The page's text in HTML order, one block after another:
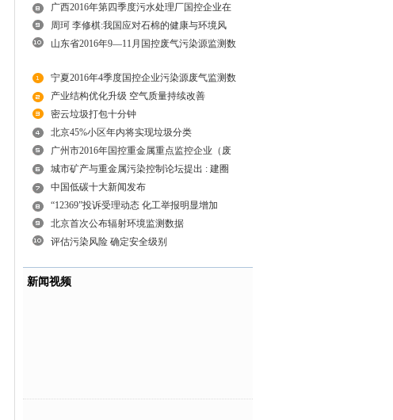
广西2016年第四季度污水处理厂国控企业在
周珂 李修棋:我国应对石棉的健康与环境风
山东省2016年9—11月国控废气污染源监测数
宁夏2016年4季度国控企业污染源废气监测数
产业结构优化升级 空气质量持续改善
密云垃圾打包十分钟
北京45%小区年内将实现垃圾分类
广州市2016年国控重金属重点监控企业（废
城市矿产与重金属污染控制论坛提出 : 建圈
中国低碳十大新闻发布
“12369”投诉受理动态 化工举报明显增加
北京首次公布辐射环境监测数据
评估污染风险 确定安全级别
新闻视频